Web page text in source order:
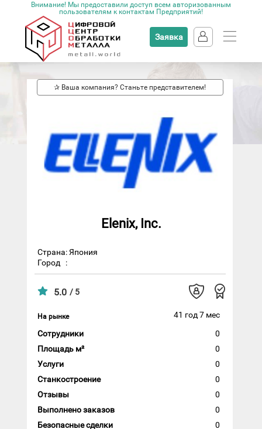
Внимание! Мы предоставили доступ всем авторизованным
пользователям к контактам Предприятий!
Заявка
✰ Ваша компания? Станьте представителем!
Elenix, Inc.
Страна: Япония
Город
:
5.0 / 5
На рынке
41 год 7 мес
Сотрудники
0
Площадь м²
0
Услуги
0
Станкостроение
0
Отзывы
0
Выполнено заказов
0
Безопасные сделки
0